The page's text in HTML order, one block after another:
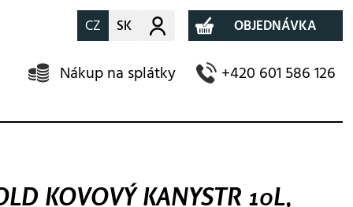
CZ SK Můj účet OBJEDNÁVKA
Nákup na splátky +420 601 586 126
KOVOVÝ KANYSTR 10L,